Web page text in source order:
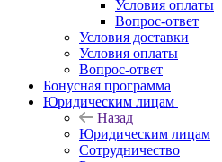
Условия оплаты
Вопрос-ответ
Условия доставки
Условия оплаты
Вопрос-ответ
Бонусная программа
Юридическим лицам
Назад
Юридическим лицам
Сотрудничество